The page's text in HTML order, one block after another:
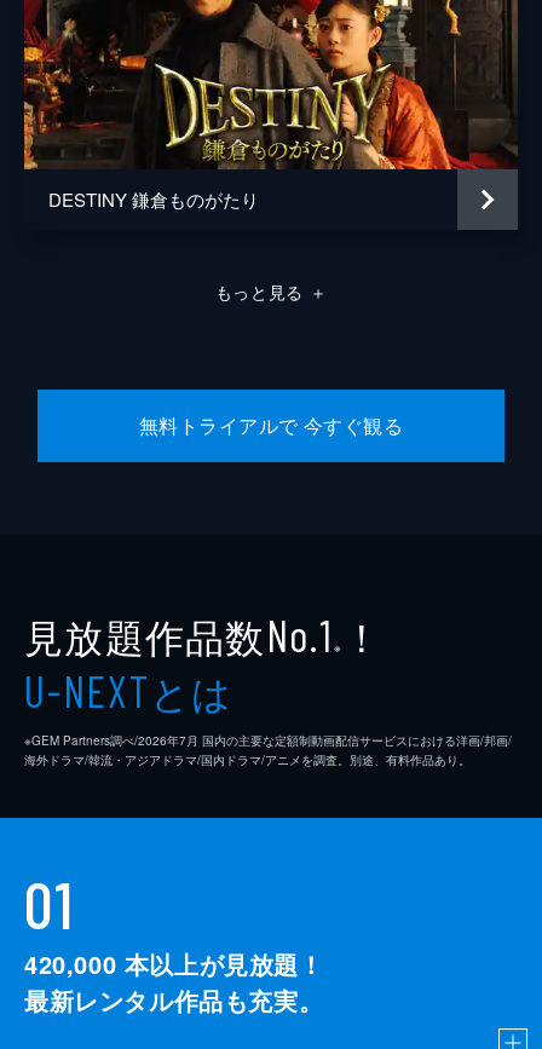
DESTINY 鎌倉ものがたり
もっと見る ＋
無料トライアルで 今すぐ観る
見放題作品数No.1 ※ ！
U-NEXTとは
※GEM Partners調べ/2026年7⽉ 国内の主要な定額制動画配信サービスにおける洋画/邦画/
海外ドラマ/韓流・アジアドラマ/国内ドラマ/アニメを調査。別途、有料作品あり。
01
420,000 本以上が見放題！
最新レンタル作品も充実。